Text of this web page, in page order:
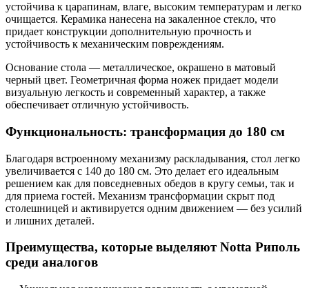
устойчива к царапинам, влаге, высоким температурам и легко
очищается. Керамика нанесена на закаленное стекло, что
придает конструкции дополнительную прочность и
устойчивость к механическим повреждениям.
Основание стола — металлическое, окрашено в матовый
черный цвет. Геометричная форма ножек придает модели
визуальную легкость и современный характер, а также
обеспечивает отличную устойчивость.
Функциональность: трансформация до 180 см
Благодаря встроенному механизму раскладывания, стол легко
увеличивается с 140 до 180 см. Это делает его идеальным
решением как для повседневных обедов в кругу семьи, так и
для приема гостей. Механизм трансформации скрыт под
столешницей и активируется одним движением — без усилий
и лишних деталей.
Преимущества, которые выделяют Notta Риполь
среди аналогов